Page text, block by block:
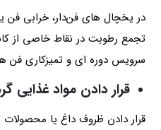
در یخچال‌ های فن‌دار، خرابی فن
تجمع رطوبت در نقاط خاصی از
سرویس دوره‌ ای و تمیزکاری فن‌
قرار دادن مواد غذایی
قرار دادن ظروف داغ یا